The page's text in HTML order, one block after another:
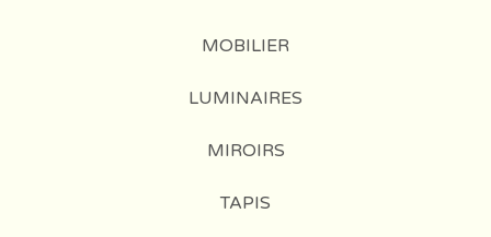
MOBILIER
LUMINAIRES
MIROIRS
TAPIS